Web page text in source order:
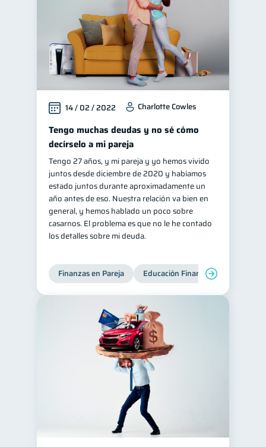
14 / 02 / 2022 Charlotte Cowles
Tengo muchas deudas y no sé cómo
decírselo a mi pareja
Tengo 27 años, y mi pareja y yo hemos vivido
juntos desde diciembre de 2020 y habíamos
estado juntos durante aproximadamente un
año antes de eso. Nuestra relación va bien en
general, y hemos hablado un poco sobre
casarnos. El problema es que no le he contado
los detalles sobre mi deuda.
Finanzas en Pareja Educación Financiera